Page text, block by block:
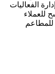
الفعاليات
للعملاء
للمطاعم